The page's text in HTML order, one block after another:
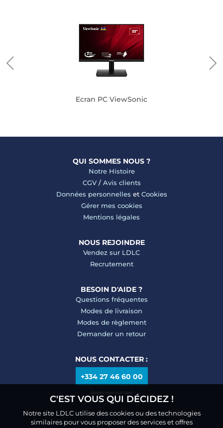
Ecran PC ViewSonic
QUI SOMMES NOUS ?
Notre Histoire
CGV/ Avis clients
Données personnelles et Cookies
Gérer mes cookies
Mentions légales
NOUS REJOINDRE
Vendez sur LDLC
Recrutement
BESOIN D'AIDE ?
Questions fréquentes
Modes de livraison
Modes de règlement
Demander un retour
NOUS CONTACTER :
+334 27 46 60 00
Appel non surtaxé
C'EST VOUS QUI DÉCIDEZ !
Notre site LDLC utilise des cookies ou des technologies
similaires pour vous proposer des services et offres